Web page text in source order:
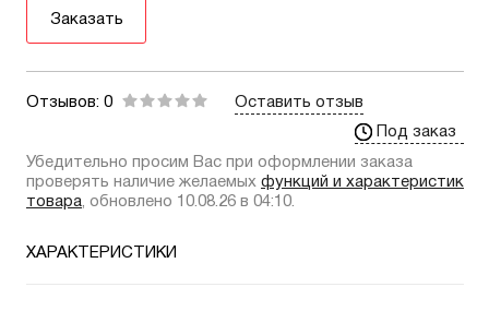
Заказать
Отзывов: 0
Оставить отзыв
Под заказ
Убедительно просим Вас при оформлении заказа
проверять наличие желаемых функций и характеристик
товара, обновлено 10.08.26 в 04:10.
ХАРАКТЕРИСТИКИ